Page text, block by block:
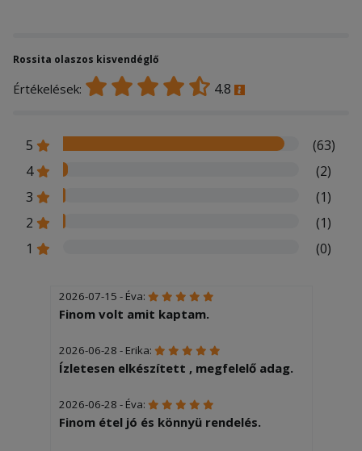
Rossita olaszos kisvendéglő
Értékelések: 4.8
5
(63)
4
(2)
3
(1)
2
(1)
1
(0)
2026-07-15 - Éva:
Finom volt amit kaptam.
2026-06-28 - Erika:
Ízletesen elkészített , megfelelő adag.
2026-06-28 - Éva:
Finom étel jó és könnyü rendelés.